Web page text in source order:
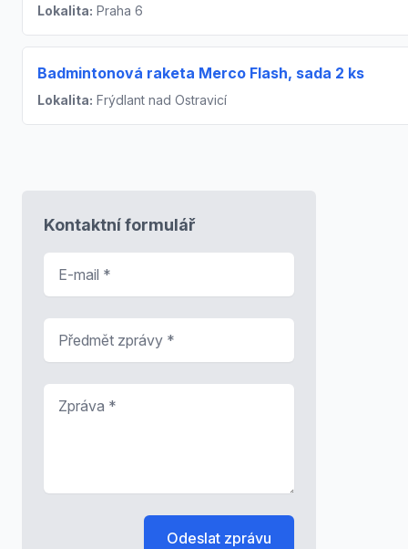
Lokalita: Praha 6
Badmintonová raketa Merco Flash, sada 2 ks
Lokalita: Frýdlant nad Ostravicí
Kontaktní formulář
Odeslat zprávu